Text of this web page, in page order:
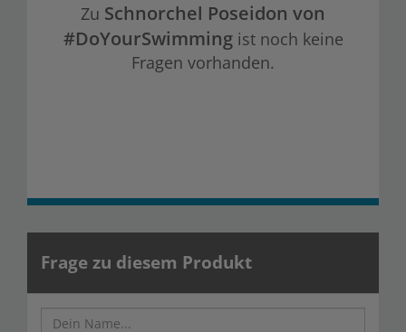
Zu Schnorchel Poseidon von
#DoYourSwimmingist noch keine
Fragen vorhanden.
Frage zu diesem Produkt